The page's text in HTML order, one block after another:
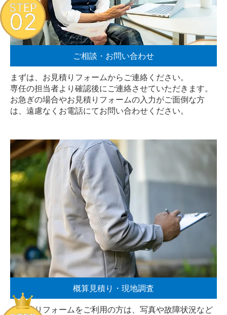
ご相談・お問い合わせ
まずは、お見積りフォームからご連絡ください。
専任の担当者より確認後にご連絡させていただきます。
お急ぎの場合やお見積りフォームの入力がご面倒な方
は、遠慮なく お電話にてお問い合わせください。
STEP
02
概算見積り・現地調査
お見積りフォームをご利用の方は、写真や故障状況など